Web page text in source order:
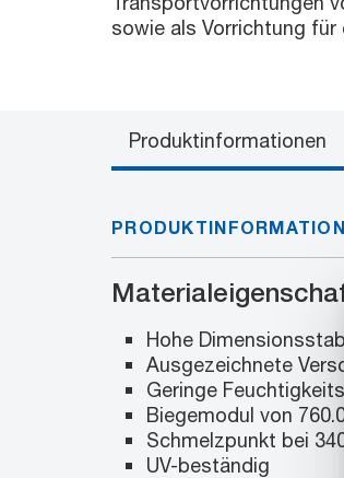
sowie als Vorrichtung für
Produktinformationen
Hohe
Ausgezeichnete
Geringe
Biegemodul von
Schmelzpunkt bei
UV-beständig